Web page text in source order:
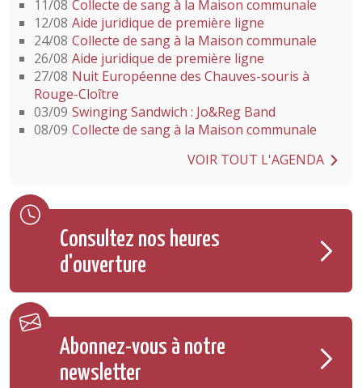
11/08 Collecte de sang à la Maison communale
12/08 Aide juridique de première ligne
24/08 Collecte de sang à la Maison communale
26/08 Aide juridique de première ligne
27/08 Nuit Européenne des Chauves-souris à
Rouge-Cloître
03/09 Swinging Sandwich : Jo&Reg Band
08/09 Collecte de sang à la Maison communale
VOIR TOUT L'AGENDA
Consultez nos heures
d'ouverture
Abonnez-vous à notre
newsletter